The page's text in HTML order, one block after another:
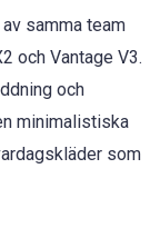
samma team
och Vantage V3.
och
minimalistiska
som